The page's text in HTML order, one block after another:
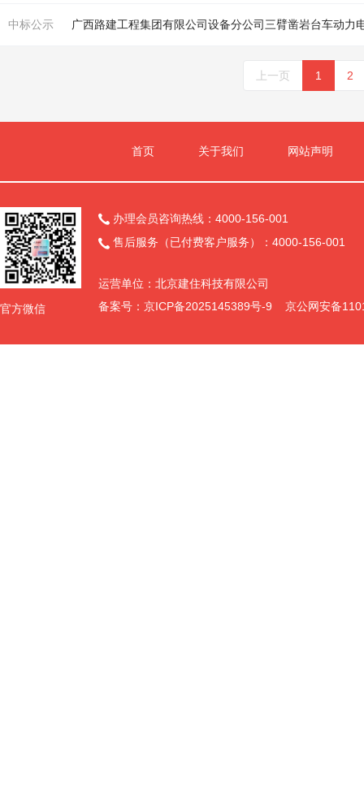
中标公示 广西路建工程集团有限公司设备分公司三臂凿岩台车动力
上一页 1 2
首页 关于我们 网站声明
官方微信
 办理会员咨询热线：4000-156-001
 售后服务（已付费客户服务）：4000-156-001
运营单位：北京建住科技有限公司
备案号： 京ICP备2025145389号-9 京公网安备